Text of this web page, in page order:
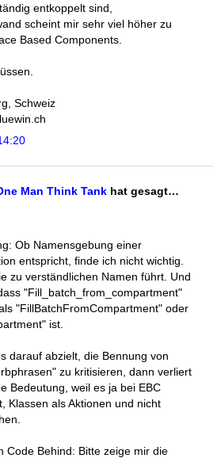
entkoppelt sind,
scheint mir sehr viel höher zu
Based Components.
Schweiz
Man Think Tank hat gesagt…
Ob Namensgebung einer
entspricht, finde ich nicht wichtig.
zu verständlichen Namen führt. Und
"Fill_batch_from_compartment"
"FillBatchFromCompartment" oder
ist.
darauf abzielt, die Bennung von
zu kritisieren, dann verliert
Bedeutung, weil es ja bei EBC
Klassen als Aktionen und nicht
Code Behind: Bitte zeige mir die